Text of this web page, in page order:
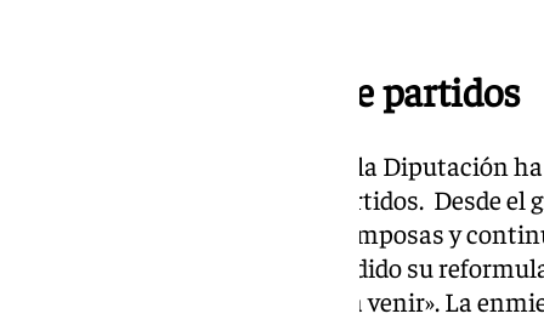
Oposición del resto de partidos
El proyecto de presupuestos de la Diputación
con la oposición del resto de partidos. Desde el
considerado las cuentas de «tramposas y
enmienda a la totalidad y ha pedido su
ingresos que sabemos que van a venir». La